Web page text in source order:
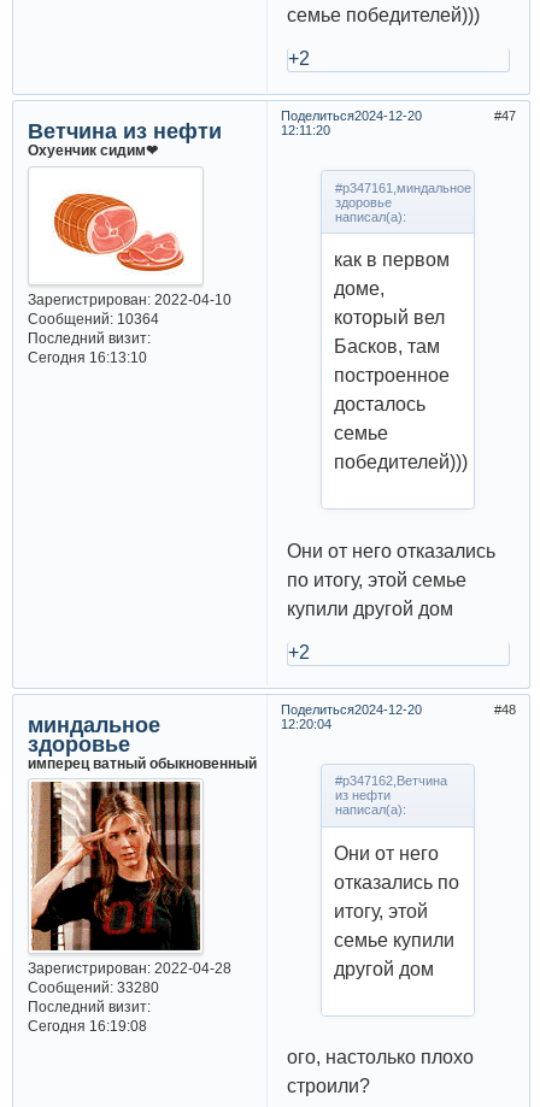
семье победителей)))
+2
Поделиться 47
2024-12-20
12:11:20
Ветчина из нефти
Охуенчик сидим❤
Зарегистрирован: 2022-04-10
Сообщений:10364
Последний визит:
Сегодня 16:13:10
#p347161,миндальное
здоровье
написал(а):
как в первом
доме,
который вел
Басков, там
построенное
досталось
семье
победителей)))
Они от него отказались
по итогу, этой семье
купили другой дом
+2
Поделиться 48
2024-12-20
12:20:04
миндальное
здоровье
имперец ватный обыкновенный
Зарегистрирован: 2022-04-28
Сообщений:33280
Последний визит:
Сегодня 16:19:08
#p347162,Ветчина
из нефти
написал(а):
Они от него
отказались по
итогу, этой
семье купили
другой дом
ого, настолько плохо
строили?